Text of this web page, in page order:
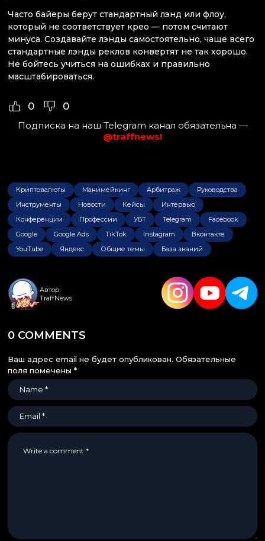
Часто байеры берут стандартный лэнд или флоу,
который не соответствует крео — потом считают
минуса. Создавайте лэнды самостоятельно, чаще всего
стандартные лэнды реклов конвертят не так хорошо.
Не бойтесь учиться на ошибках и правильно
масштабироваться.
0 0
Подписка на наш Telegram канал обязательна —
@traffnews!
Криптовалюты Манимейкинг Арбитраж
Руководства
Инструменты
Новости Кейсы
Интервью
Конференции
Профессии УБТ Telegram
Facebook
Google
Google Ads TikTok Instagram
Вконтакте
YouTube
Яндекс Общие темы База знаний
Автор
TraffNews
0 COMMENTS
Ваш адрес email не будет опубликован. Обязательные
поля помечены *